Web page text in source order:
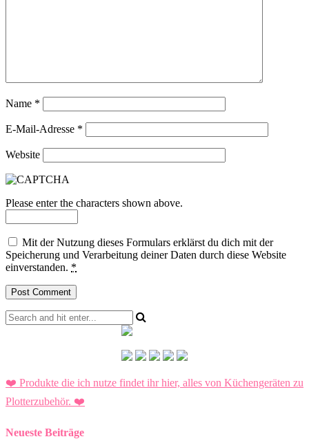
Name *
E-Mail-Adresse *
Website
Please enter the characters shown above.
Mit der Nutzung dieses Formulars erklärst du dich mit der
Speicherung und Verarbeitung deiner Daten durch diese Website
einverstanden. *
❤️ Produkte die ich nutze findet ihr hier, alles von Küchengeräten zu
Plotterzubehör. ❤️
Neueste Beiträge